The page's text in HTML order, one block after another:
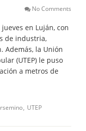
No Comments
en Luján, con
de industria,
Además, la Unión
(UTEP) le puso
a metros de
UTEP